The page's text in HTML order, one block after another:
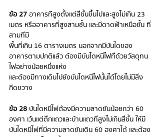
ข้อ 27 อาคารทีสูงตั้งแต่สี่ชั้นขึ้นไปและสูงไม่เกิน 23
เมตร หรืออาคารที่สูงสามชั้น และมีดาดฟ้าเหนือชั้น ที่
สามที่มี
พื้นที่เกิน 16 ตารางเมตร นอกจากมีบันไดของ
อาคารตามปกติแล้ว ต้องมีบันไดหนีไฟที่ด้วยวัสดุทน
ไฟอย่างน้อยหนึ่งแห่ง
และต้องมีทางเดินไปยังบันไดหนีไฟนั้นได้โดยไม่มีสิ่ง
กีดขวาง
ข้อ 28 บันไดหนีไฟต้องมีความลาดชันน้อยกว่า 60
องศา เว้นแต่ตึกแถวและบ้านแถวที่สูงไม่เกินสี่ชั้น ให้มี
บันไดหนีไฟที่มีความลาดชันเดิน 60 องศาได้ และต้อง